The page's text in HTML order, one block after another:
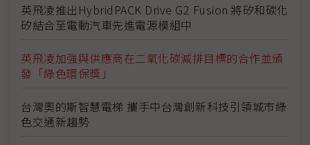
英飛凌推出HybridPACK Drive G2 Fusion 將矽和碳化
矽結合至電動汽車先進電源模組中
英飛凌加強與供應商在二氧化碳減排目標的合作並頒
發「綠色環保獎」
台灣奧的斯智慧電梯 攜手中台灣創新科技引領城市綠
色交通新趨勢